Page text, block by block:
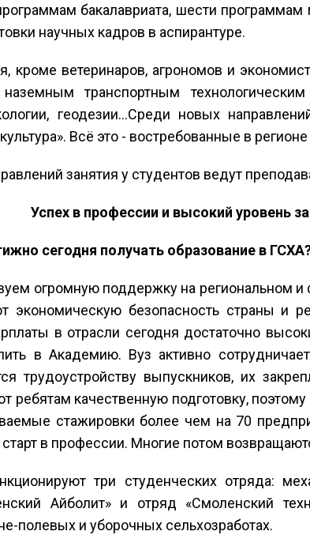
бакалавриата, шести
научных кадров в аспирантуре.
кроме ветеринаров, агрономов и
транспортным
геодезии…Среди новых
Всё это - востребованные в
занятия у студентов ведут
Успех в профессии и высокий уровень
сегодня получать образование в
огромную поддержку на региональном
экономическую безопасность страны и
в отрасли сегодня достаточно
в Академию. Вуз активно
трудоустройству выпускников, их
ребятам качественную подготовку,
стажировки более чем на 70
в профессии. Многие потом
три студенческих отряда:
Айболит» и отряд «Смоленский
полевых и уборочных сельхозработах.